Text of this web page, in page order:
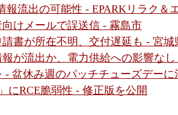
報流出の可能性 - EPARKリラク＆
けメールで誤送信 - 霧島市
書が所在不明、交付遅延も - 宮城
が流出か、電力供給への影響なし
- 盆休み週のパッチチューズデーに
にRCE脆弱性 - 修正版を公開